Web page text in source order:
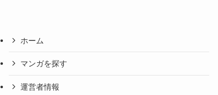
ホーム
マンガを探す
運営者情報